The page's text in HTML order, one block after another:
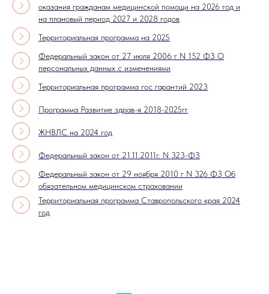
оказания гражданам медицинской помощи на 2026 год и
на плановый период 2027 и 2028 годов
Территориальная программа на 2025
Федеральный закон от 27 июля 2006 г N 152 ФЗ О
персональных данных с изменениями
Территориальная программа гос гарантий 2023
Программа Развитие здрав-я 2018-2025гг
ЖНВЛС на 2024 год
Федеральный закон от 21.11.2011г. N 323-ФЗ
Федеральный закон от 29 ноября 2010 г N 326 ФЗ Об
обязательном медицинском страховании
Территориальная программа Ставропольского края 2024
год